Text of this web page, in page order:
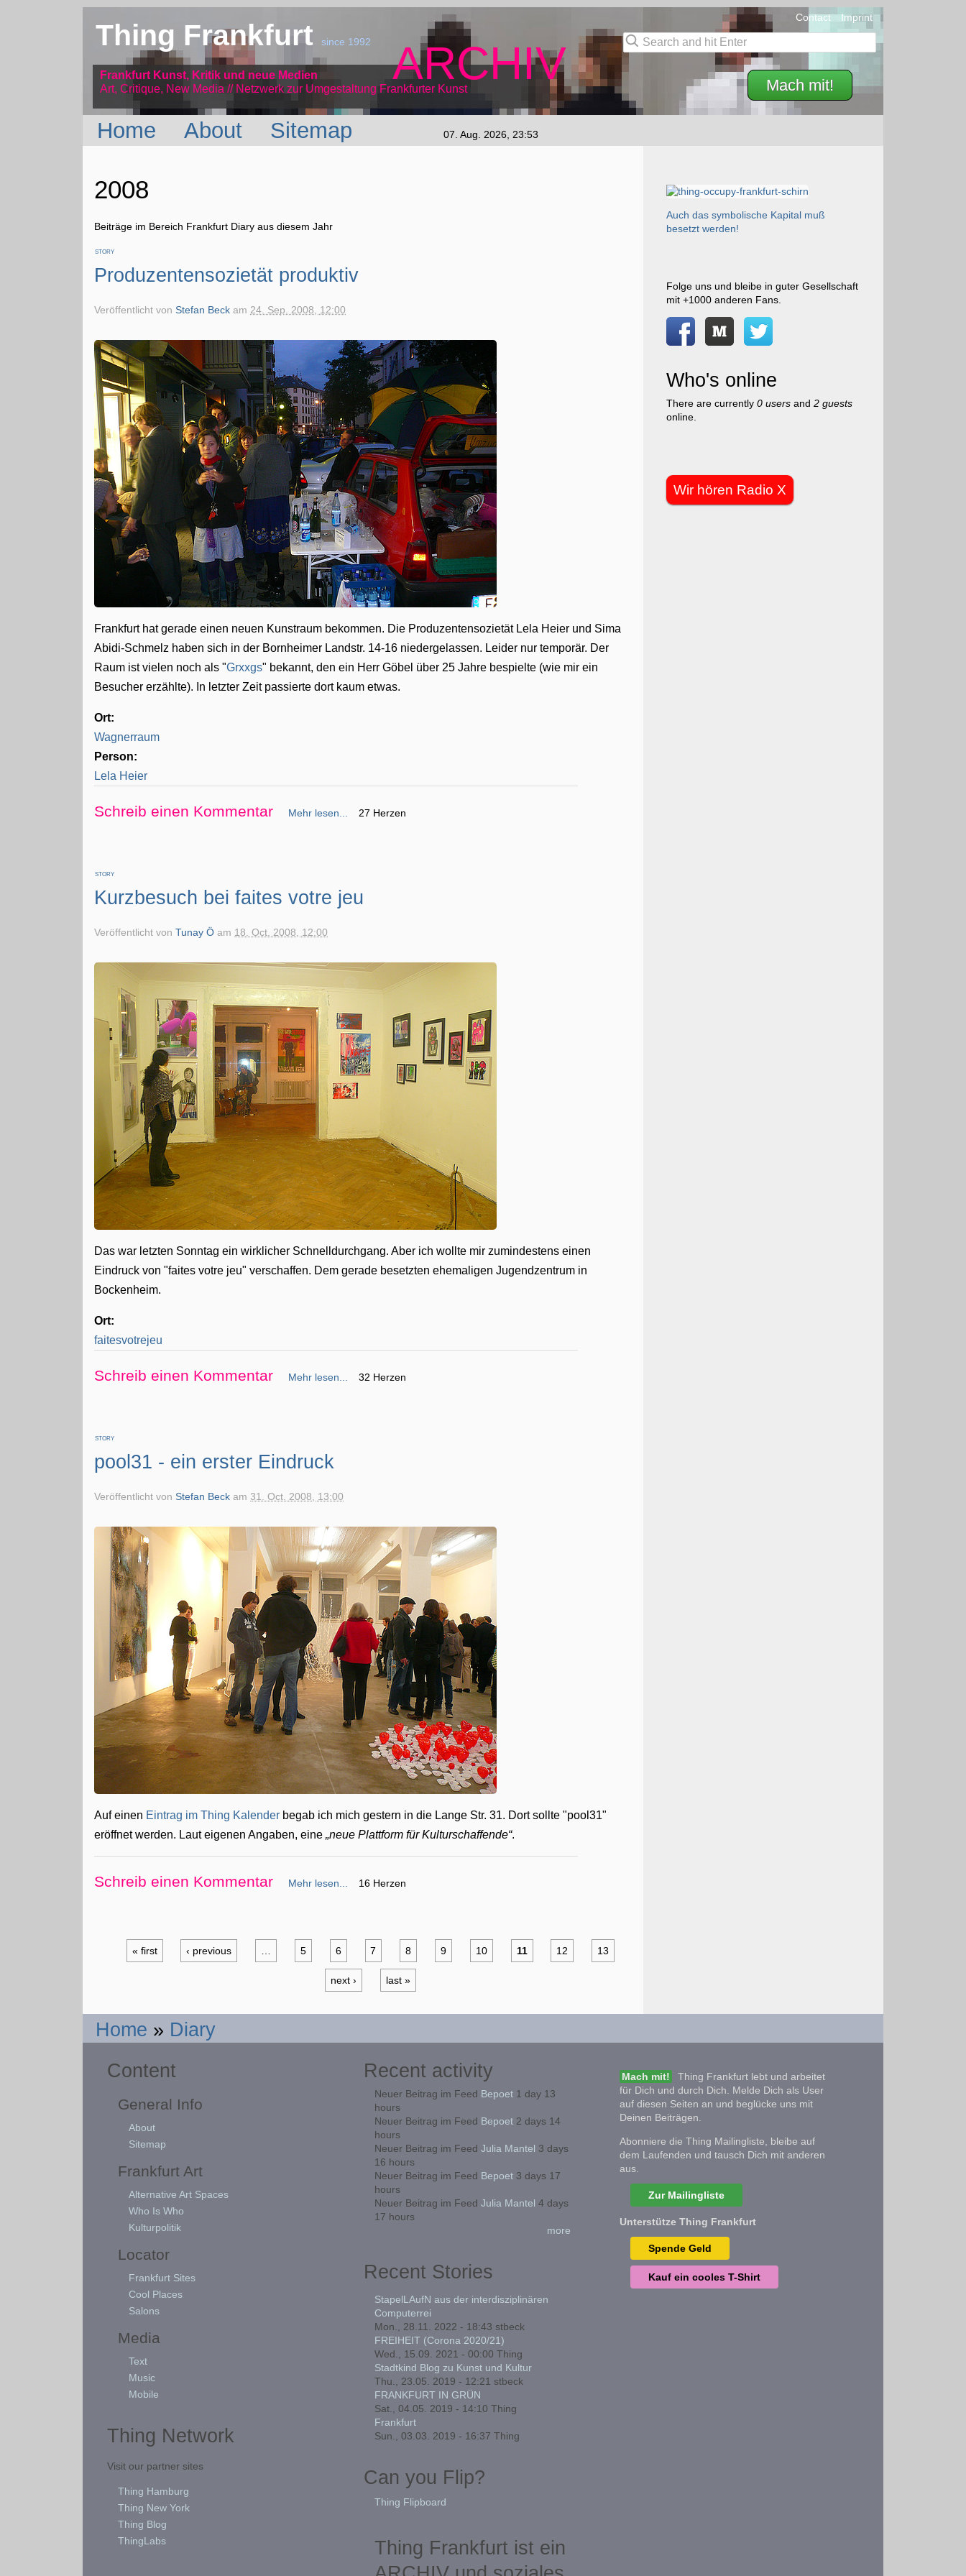
Thing Frankfurtsince 1992
Frankfurt Kunst, Kritik und neue Medien
Art, Critique, New Media // Netzwerk
ARCHIV
zur Umgestaltung Frankfurter Kunst Mach mit!
Contact Imprint
Home About Sitemap 07. Aug. 2026, 23:53
2008
Beiträge im Bereich Frankfurt Diary aus diesem Jahr
STORY
Produzentensozietät produktiv
Veröffentlicht vonStefan Beck am 24. Sep. 2008, 12:00
Frankfurt hat gerade einen neuen Kunstraum bekommen. Die Produzentensozietät Lela Heier und Sima
Abidi-Schmelz haben sich in der Bornheimer Landstr. 14-16 niedergelassen. Leider nur temporär. Der
Raum ist vielen noch als "Grxxgs" bekannt, den ein Herr Göbel über 25 Jahre bespielte (wie mir ein
Besucher erzählte). In letzter Zeit passierte dort kaum etwas.
Ort:
Wagnerraum
Person:
Lela Heier
Schreib einen Kommentar Mehr lesen... 27 Herzen
STORY
Kurzbesuch bei faites votre jeu
Veröffentlicht vonTunay Ö am 18. Oct. 2008, 12:00
Das war letzten Sonntag ein wirklicher Schnelldurchgang. Aber ich wollte mir zumindestens einen
Eindruck von "faites votre jeu" verschaffen. Dem gerade besetzten ehemaligen Jugendzentrum in
Bockenheim.
Ort:
faitesvotrejeu
Schreib einen Kommentar Mehr lesen... 32 Herzen
STORY
pool31 - ein erster Eindruck
Veröffentlicht vonStefan Beck am 31. Oct. 2008, 13:00
Auf einen Eintrag im Thing Kalender begab ich mich gestern in die Lange Str. 31. Dort sollte "pool31"
eröffnet werden. Laut eigenen Angaben, eine neue Plattform für Kulturschaffende .
Schreib einen Kommentar Mehr lesen... 16 Herzen
« first ‹ previous 5 6 7 8 9 10 11 12 13
next › last »
Auch das symbolische Kapital muß
besetzt werden!
Folge uns und bleibe in guter Gesellschaft
mit +1000 anderen Fans.
Who's online
There are currently 0 usersand 2 guests
online.
Wir hören Radio X
Home » Diary
Content
General Info
About
Sitemap
Frankfurt Art
Alternative Art Spaces
Who Is Who
Kulturpolitik
Locator
Frankfurt Sites
Cool Places
Salons
Media
Text
Music
Mobile
Thing Network
Visit our partner sites
Thing Hamburg
Thing New York
Thing Blog
ThingLabs
Recent activity
Neuer Beitrag im Feed Bepoet1 day 13
hours
Neuer Beitrag im Feed Bepoet2 days 14
hours
Neuer Beitrag im Feed Julia Mantel 3 days
16 hours
Neuer Beitrag im Feed Bepoet3 days 17
hours
Neuer Beitrag im Feed Julia Mantel 4 days
17 hours
more
Recent Stories
StapelLAufN aus der interdisziplinären
Computerrei
Mon., 28.11. 2022 - 18:43 stbeck
FREIHEIT (Corona 2020/21)
Wed., 15.09. 2021 - 00:00 Thing
Stadtkind Blog zu Kunst und Kultur
Thu., 23.05. 2019 - 12:21 stbeck
FRANKFURT IN GRÜN
Sat., 04.05. 2019 - 14:10 Thing
Frankfurt
Sun., 03.03. 2019 - 16:37 Thing
Can you Flip?
Thing Flipboard
Thing Frankfurt ist ein
Mach mit!
Thing Frankfurt lebt und arbeitet
für Dich und durch Dich. Melde Dich als User
auf diesen Seiten an und beglücke uns mit
Deinen Beiträgen.
Abonniere die Thing Mailingliste, bleibe auf
dem Laufenden und tausch Dich mit anderen
aus.
Zur Mailingliste
Unterstütze Thing Frankfurt
Spende Geld
Kauf ein cooles T-Shirt